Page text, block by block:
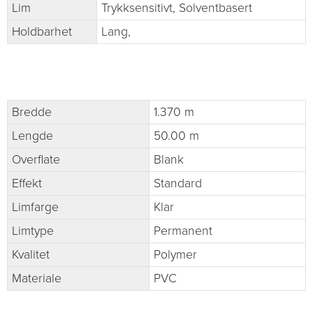
Lim
Trykksensitivt, Solventbasert
Holdbarhet
Lang,
Bredde
1.370 m
Lengde
50.00 m
Overflate
Blank
Effekt
Standard
Limfarge
Klar
Limtype
Permanent
Kvalitet
Polymer
Materiale
PVC